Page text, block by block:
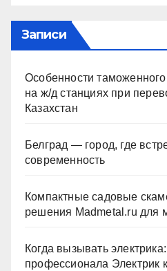
Записи
Особенности
на ж/д станциях при
Казахстан
Белград — город, где
современность
Компактные садовые
решения Madmetal.ru для
Когда вызывать
профессионала Электрик